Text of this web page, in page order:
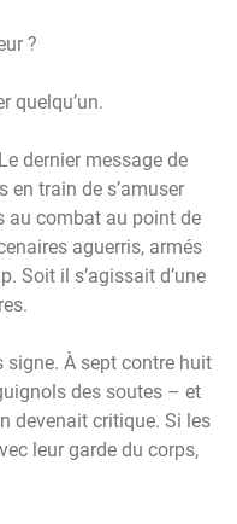
?
quelqu’un.
dernier message de
en train de s’amuser
au combat au point de
aguerris, armés
Soit il s’agissait d’une
signe. À sept contre huit
des soutes – et
devenait critique. Si les
leur garde du corps,